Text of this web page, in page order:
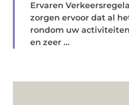
Ervaren
zorgen ervoor dat al
rondom uw
en zeer ...